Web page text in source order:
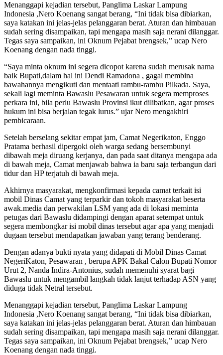
Menanggapi kejadian tersebut, Panglima Laskar Lampung
Indonesia ,Nero Koenang sangat berang, “Ini tidak bisa dibiarkan,
saya katakan ini jelas-jelas pelanggaran berat. Aturan dan himbauan
sudah sering disampaikan, tapi mengapa masih saja nerani dilanggar.
Tegas saya sampaikan, ini Oknum Pejabat brengsek,” ucap Nero
Koenang dengan nada tinggi.
“Saya minta oknum ini segera dicopot karena sudah merusak nama
baik Bupati,dalam hal ini Dendi Ramadona , gagal membina
bawahannya mengikuti dan mentaati rambu-rambu Pilkada. Saya,
sekali lagi meminta Bawaslu Pesawaran untuk segera memproses
perkara ini, bila perlu Bawaslu Provinsi ikut dilibatkan, agar proses
hukum ini bisa berjalan tegak lurus.” ujar Nero mengakhiri
pembicaraan.
Setelah berselang sekitar empat jam, Camat Negerikaton, Enggo
Pratama berhasil dipergoki oleh warga sedang bersembunyi
dibawah meja diruang kerjanya, dan pada saat ditanya mengapa ada
di bawah meja, Camat menjawab bahwa ia baru saja terbangun dari
tidur dan HP terjatuh di bawah meja.
Akhirnya masyarakat, mengkonfirmasi kepada camat terkait isi
mobil Dinas Camat yang terparkir dan tokoh masyarakat beserta
awak.media dan perwakilan LSM yang ada di lokasi meminta
petugas dari Bawaslu didampingi dengan aparat setempat untuk
segera membongkar isi mobil dinas tersebut agar apa yang menjadi
dugaan tersebut mendapatkan jawaban yang terang benderang.
Dengan adanya bukti nyata yang didapati di Mobil Dinas Camat
NegeriKaton, Pesawaran , berupa APK Bakal Calon Bupati Nomor
Urut 2, Nanda Indira-Antonius, sudah memenuhi syarat bagi
Bawaslu untuk mengambil langkah tidak lanjut terhadap ASN yang
diduga tidak Netral tersebut.
Menanggapi kejadian tersebut, Panglima Laskar Lampung
Indonesia ,Nero Koenang sangat berang, “Ini tidak bisa dibiarkan,
saya katakan ini jelas-jelas pelanggaran berat. Aturan dan himbauan
sudah sering disampaikan, tapi mengapa masih saja nerani dilanggar.
Tegas saya sampaikan, ini Oknum Pejabat brengsek,” ucap Nero
Koenang dengan nada tinggi.